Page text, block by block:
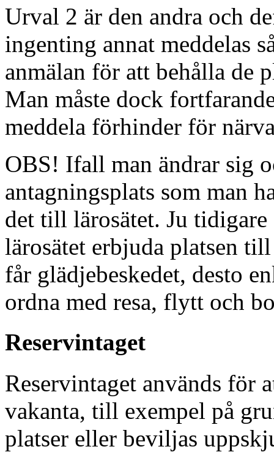
Urval 2 är den andra och
ingenting annat meddelas
anmälan för att behålla de
Man måste dock
meddela förhinder för
OBS! Ifall man ändrar sig
antagningsplats som man
det till lärosätet. Ju
lärosätet erbjuda platsen
får glädjebeskedet, desto
ordna med resa, flytt och
Reservintaget
Reservintaget används
vakanta, till exempel på
platser eller beviljas